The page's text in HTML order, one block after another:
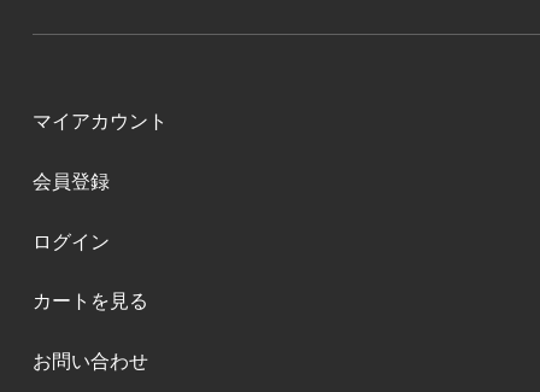
マイアカウント
会員登録
ログイン
カートを見る
お問い合わせ